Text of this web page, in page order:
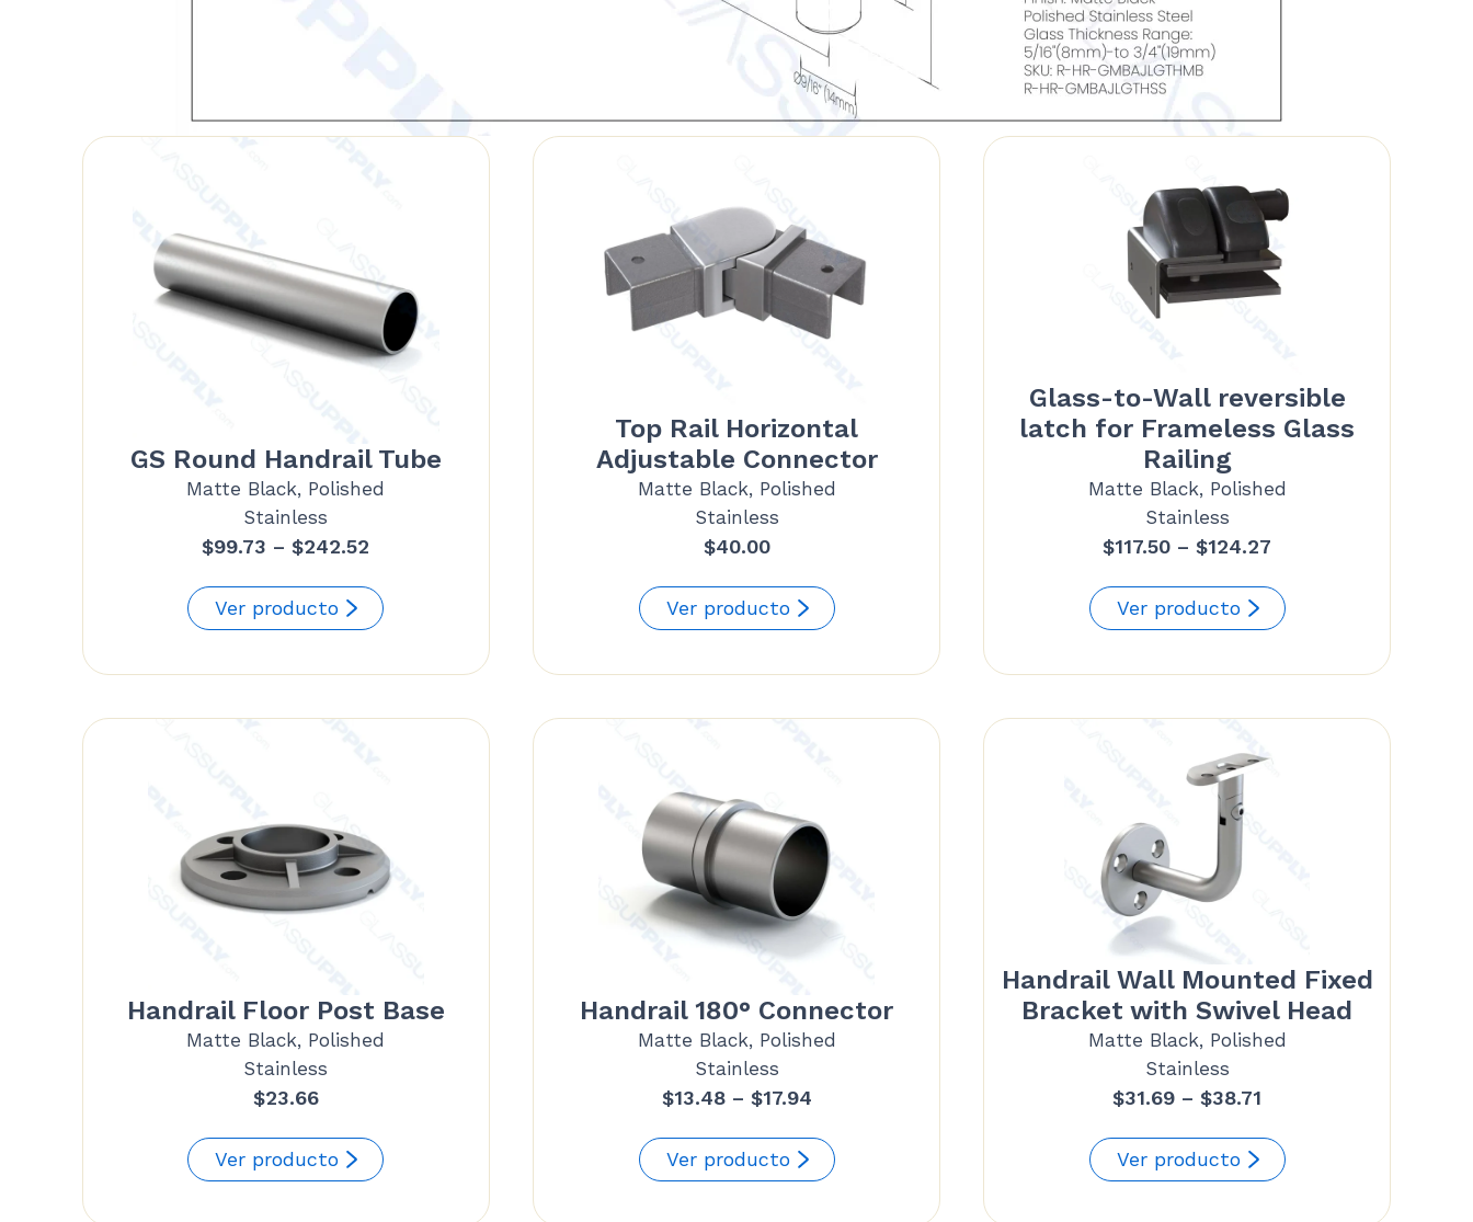
GS Round Handrail Tube
Matte Black, Polished
Stainless
$99.73 – $242.52
$99.73
$242.52
Ver producto
Top Rail Horizontal
Adjustable Connector
Matte Black, Polished
Stainless
$40.00
Ver producto
Glass-to-Wall reversible
latch for Frameless Glass
Railing
Matte Black, Polished
Stainless
$117.50 – $124.27
$117.50
$124.27
Ver producto
Handrail Floor Post Base
Matte Black, Polished
Stainless
$23.66
Ver producto
Handrail 180° Connector
Matte Black, Polished
Stainless
$13.48 – $17.94Price
$13.48
through
Ver producto
Handrail Wall Mounted Fixed
Bracket with Swivel Head
Matte Black, Polished
Stainless
$31.69 – $38.71
$31.69
through
Ver producto